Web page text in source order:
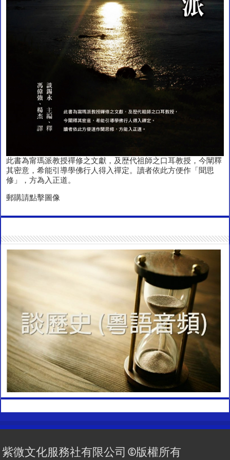
此書為甯瑪派教授禪修之文獻，及歴代祖師之口耳教授，今闡釋
其密意，希能引導學佛行人得入禪定。讀者依此方便作「聞思
修」，方為入正道。
郵購請點擊圖像
紫微文化服務社有限公司 ©版權所有